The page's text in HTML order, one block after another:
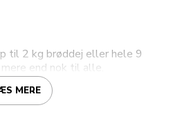
til 2 kg brøddej eller hele 9
end nok til alle.
MERE